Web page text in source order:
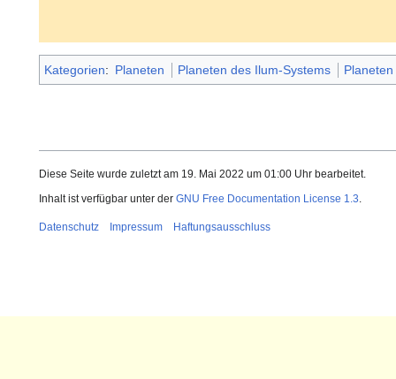
Kategorien: Planeten Planeten des Ilum-Systems
Diese Seite wurde zuletzt am 19. Mai 2022 um 01:00 Uhr bearbeitet.
Inhalt ist verfügbar unter der GNU Free Documentation License 1.3
Datenschutz Impressum Haftungsausschluss